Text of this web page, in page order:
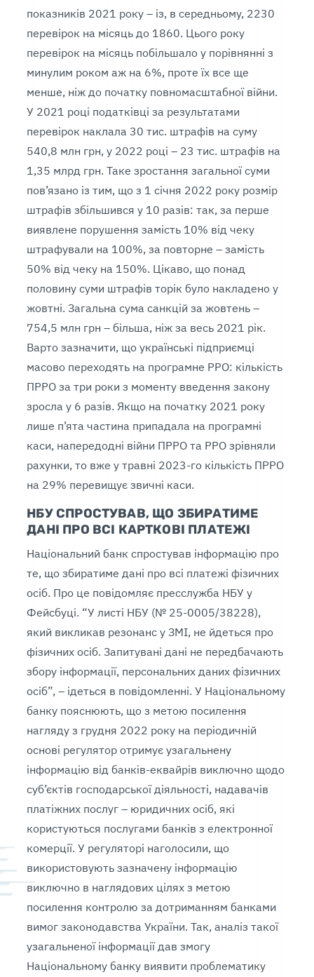
показників 2021 року – із, в середньому, 2230
перевірок на місяць до 1860. Цього року
перевірок на місяць побільшало у порівнянні з
минулим роком аж на 6%, проте їх все ще
менше, ніж до початку повномасштабної війни.
У 2021 році податківці за результатами
перевірок наклала 30 тис. штрафів на суму
540,8 млн грн, у 2022 році – 23 тис. штрафів на
1,35 млрд грн. Таке зростання загальної суми
пов’язано із тим, що з 1 січня 2022 року розмір
штрафів збільшився у 10 разів: так, за перше
виявлене порушення замість 10% від чеку
штрафували на 100%, за повторне – замість
50% від чеку на 150%. Цікаво, що понад
половину суми штрафів торік було накладено у
жовтні. Загальна сума санкцій за жовтень –
754,5 млн грн – більша, ніж за весь 2021 рік.
Варто зазначити, що українські підприємці
масово переходять на програмне РРО: кількість
ПРРО за три роки з моменту введення закону
зросла у 6 разів. Якщо на початку 2021 року
лише п’ята частина припадала на програмні
каси, напередодні війни ПРРО та РРО зрівняли
рахунки, то вже у травні 2023-го кількість ПРРО
на 29% перевищує звичні каси.
НБУ СПРОСТУВАВ, ЩО ЗБИРАТИМЕ
ДАНІ ПРО ВСІ КАРТКОВІ ПЛАТЕЖІ
Національний банк спростував інформацію про
те, що збиратиме дані про всі платежі фізичних
осіб. Про це повідомляє пресслужба НБУ у
Фейсбуці. “У листі НБУ (№ 25-0005/38228),
який викликав резонанс у ЗМІ, не йдеться про
фізичних осіб. Запитувані дані не передбачають
збору інформації, персональних даних фізичних
осіб”, – ідеться в повідомленні. У Національному
банку пояснюють, що з метою посилення
нагляду з грудня 2022 року на періодичній
основі регулятор отримує узагальнену
інформацію від банків-еквайрів виключно щодо
суб’єктів господарської діяльності, надавачів
платіжних послуг – юридичних осіб, які
користуються послугами банків з електронної
комерції. У регуляторі наголосили, що
використовують зазначену інформацію
виключно в наглядових цілях з метою
посилення контролю за дотриманням банками
вимог законодавства України. Так, аналіз такої
узагальненої інформації дав змогу
Національному банку виявити проблематику